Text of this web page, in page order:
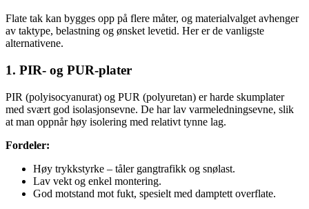
Flate tak kan bygges opp på flere måter, og materialvalget avhenger
av taktype, belastning og ønsket levetid. Her er de vanligste
alternativene.
1. PIR- og PUR-plater
PIR (polyisocyanurat) og PUR (polyuretan) er harde skumplater
med svært god isolasjonsevne. De har lav varmeledningsevne, slik
at man oppnår høy isolering med relativt tynne lag.
Fordeler:
Høy trykkstyrke – tåler gangtrafikk og snølast.
Lav vekt og enkel montering.
God motstand mot fukt, spesielt med damptett overflate.